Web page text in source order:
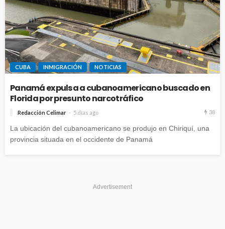
CUBA INMIGRACIÓN NOTICIAS
Panamá expulsa a cubanoamericano buscado en
Florida por presunto narcotráfico
Redacción Celimar 5 días ago 38
La ubicación del cubanoamericano se produjo en Chiriquí, una
provincia situada en el occidente de Panamá
Advertisement